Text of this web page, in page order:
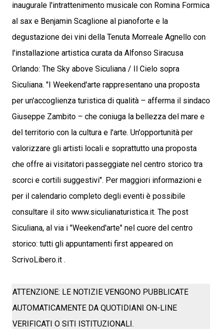
inaugurale l'intrattenimento musicale con Romina Formica
al sax e Benjamin Scaglione al pianoforte e la
degustazione dei vini della Tenuta Morreale Agnello con
l'installazione artistica curata da Alfonso Siracusa
Orlando: The Sky above Siculiana / Il Cielo sopra
Siculiana. "I Weekend'arte rappresentano una proposta
per un'accoglienza turistica di qualità – afferma il sindaco
Giuseppe Zambito – che coniuga la bellezza del mare e
del territorio con la cultura e l'arte. Un'opportunità per
valorizzare gli artisti locali e soprattutto una proposta
che offre ai visitatori passeggiate nel centro storico tra
scorci e cortili suggestivi". Per maggiori informazioni e
per il calendario completo degli eventi è possibile
consultare il sito www.siculianaturistica.it. The post
Siculiana, al via i "Weekend'arte" nel cuore del centro
storico: tutti gli appuntamenti first appeared on
ScrivoLibero.it .
ATTENZIONE: LE NOTIZIE VENGONO PUBBLICATE
AUTOMATICAMENTE DA QUOTIDIANI ON-LINE
VERIFICATI O SITI ISTITUZIONALI.